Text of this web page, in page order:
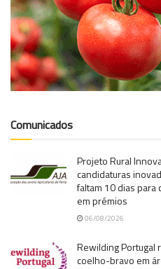
Comunicados
Projeto Rural
candidaturas
faltam 10 dias para
em prémios
06/08/2026
Rewilding Portugal
coelho-bravo em